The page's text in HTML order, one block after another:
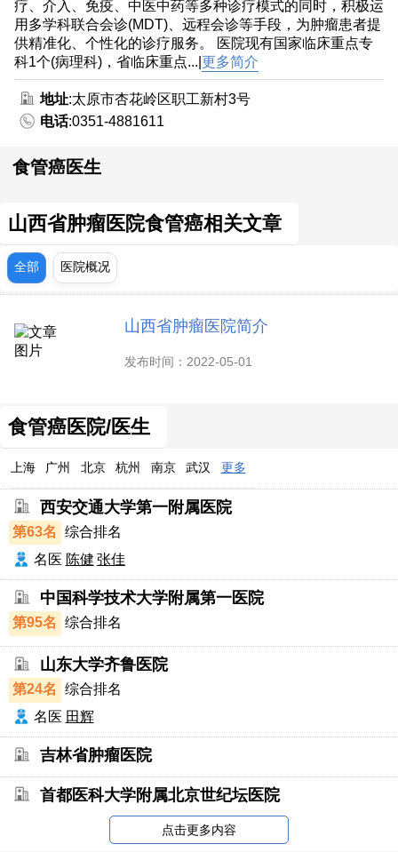
疗、介入、免疫、中医中药等多种诊疗模式的同时，积极运
用多学科联合会诊(MDT)、远程会诊等手段，为肿瘤患者提
供精准化、个性化的诊疗服务。 医院现有国家临床重点专
科1个(病理科)，省临床重点...| 更多简介
地址:太原市杏花岭区职工新村3号
电话:0351-4881611
食管癌医生
山西省肿瘤医院食管癌相关文章
全部 医院概况
山西省肿瘤医院简介
发布时间：2022-05-01
食管癌医院/医生
上海 广州 北京 杭州 南京 武汉 更多
西安交通大学第一附属医院
第63名
综合排名
名医 陈健 张佳
中国科学技术大学附属第一医院
第95名 综合排名
山东大学齐鲁医院
第24名
综合排名
名医 田辉
吉林省肿瘤医院
首都医科大学附属北京世纪坛医院
点击更多内容